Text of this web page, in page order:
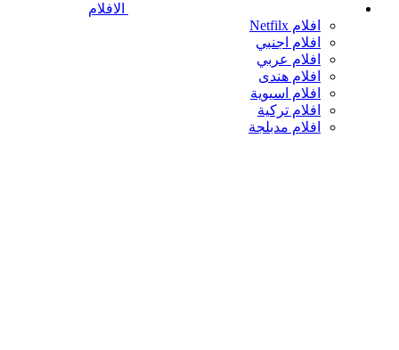
الافلام
افلام Netfilx
افلام اجنبي
افلام عربي
افلام هندى
افلام اسيوية
افلام تركية
افلام مدبلجة